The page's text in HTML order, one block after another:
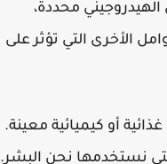
محددة،
الأخرى التي تؤثر على
أو كيميائية معينة.
التي نستخدمها نحن البشر.